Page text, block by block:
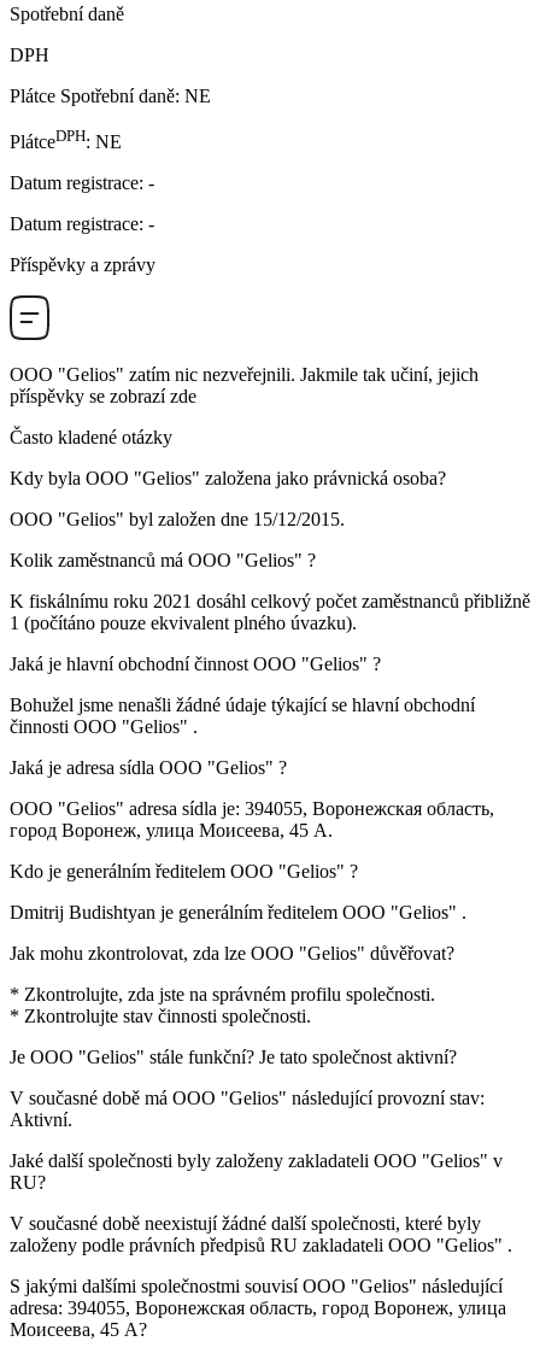
Spotřební daně
DPH
Plátce Spotřební daně: NE
PlátceDPH: NE
Datum registrace: -
Datum registrace: -
Příspěvky a zprávy
OOO "Gelios" zatím nic nezveřejnili. Jakmile tak učiní, jejich
příspěvky se zobrazí zde
Často kladené otázky
Kdy byla OOO "Gelios" založena jako právnická osoba?
OOO "Gelios" byl založen dne 15/12/2015.
Kolik zaměstnanců má OOO "Gelios" ?
K fiskálnímu roku 2021 dosáhl celkový počet zaměstnanců přibližně
1 (počítáno pouze ekvivalent plného úvazku).
Jaká je hlavní obchodní činnost OOO "Gelios" ?
Bohužel jsme nenašli žádné údaje týkající se hlavní obchodní
činnosti OOO "Gelios" .
Jaká je adresa sídla OOO "Gelios" ?
OOO "Gelios" adresa sídla je: 394055, Воронежская область,
город Воронеж, улица Моисеева, 45 А.
Kdo je generálním ředitelem OOO "Gelios" ?
Dmitrij Budishtyan je generálním ředitelem OOO "Gelios" .
Jak mohu zkontrolovat, zda lze OOO "Gelios" důvěřovat?
* Zkontrolujte, zda jste na správném profilu společnosti.
* Zkontrolujte stav činnosti společnosti.
Je OOO "Gelios" stále funkční? Je tato společnost aktivní?
V současné době má OOO "Gelios" následující provozní stav:
Aktivní.
Jaké další společnosti byly založeny zakladateli OOO "Gelios" v
RU?
V současné době neexistují žádné další společnosti, které byly
založeny podle právních předpisů RU zakladateli OOO "Gelios" .
S jakými dalšími společnostmi souvisíOOO "Gelios" následující
adresa: 394055, Воронежская область, город Воронеж, улица
Моисеева, 45 А?